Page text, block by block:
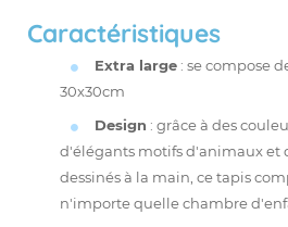
Caractéristiques
Extra large : se compose
30x30cm
Design : grâce à des
d'élégants motifs d'animaux et
dessinés à la main, ce tapis
n'importe quelle chambre